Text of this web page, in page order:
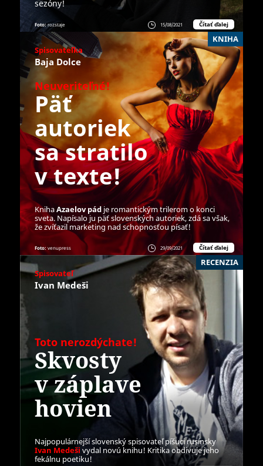
sezóny!
15/08/2021 Čítať ďalej
Foto:rozstaje
KNIHA
Spisovateľka
Baja Dolce
Neuveriteľné!
Päť
autoriek
sa stratilo
v texte!
KnihaAzaelov pád je romantickým trilerom o konci
sveta. Napísalo ju päť slovenských autoriek, zdá sa však,
že zvíťazil marketing nad schopnosťou písať!
29/09/2021 Čítať ďalej
Foto: venupress
RECENZIA
Spisovateľ
Ivan Medeši
Toto nerozdýchate!
Skvosty
v záplave
hovien
Najpopulárnejší slovenský spisovateľ píšuci rusínsky
Ivan Medeši vydal novú knihu! Kritika obdivuje jeho
fekálnu poetiku!